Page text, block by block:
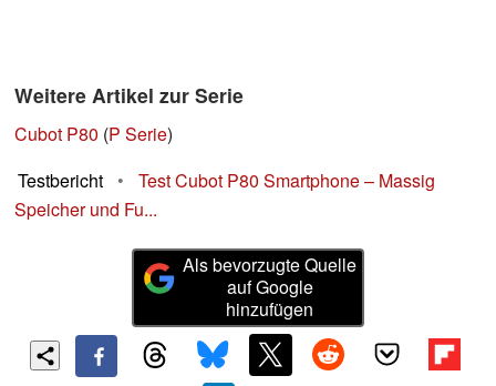
Weitere Artikel zur Serie
Cubot P80 (P Serie)
Testbericht
•
Test Cubot P80 Smartphone – Massig
Speicher und Fu...
Als bevorzugte Quelle
auf Google
hinzufügen